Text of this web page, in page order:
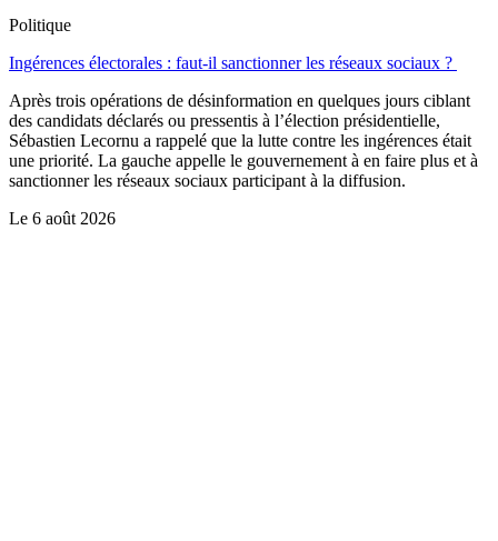
Politique
Ingérences électorales : faut-il sanctionner les réseaux sociaux ?
Après trois opérations de désinformation en quelques jours ciblant
des candidats déclarés ou pressentis à l’élection présidentielle,
Sébastien Lecornu a rappelé que la lutte contre les ingérences était
une priorité. La gauche appelle le gouvernement à en faire plus et à
sanctionner les réseaux sociaux participant à la diffusion.
Le 6 août 2026